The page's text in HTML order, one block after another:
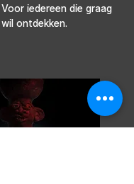
iedereen die graag
ontdekken.